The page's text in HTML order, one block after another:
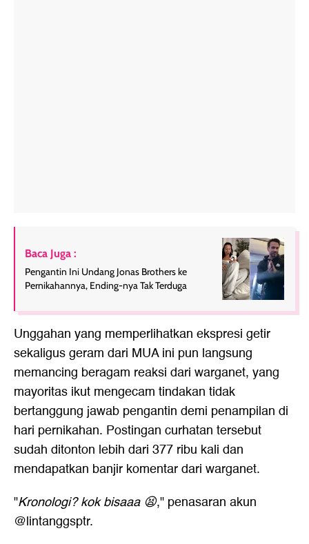
Baca Juga :
Pengantin Ini Undang Jonas Brothers ke
Pernikahannya, Ending-nya Tak Terduga
Unggahan yang memperlihatkan ekspresi getir
sekaligus geram dari MUA ini pun langsung
memancing beragam reaksi dari warganet, yang
mayoritas ikut mengecam tindakan tidak
bertanggung jawab pengantin demi penampilan di
hari pernikahan. Postingan curhatan tersebut
sudah ditonton lebih dari 377 ribu kali dan
mendapatkan banjir komentar dari warganet.
"Kronologi? kok bisaaa 😫," penasaran akun
@lintanggsptr.